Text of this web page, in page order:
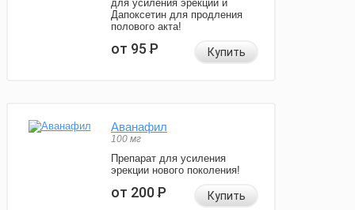
для усиления эрекции и
Дапоксетин для продления
полового акта!
от 95Р Купить
Аванафил
100 мг
Препарат для усиления
эрекции нового поколения!
от 200Р Купить